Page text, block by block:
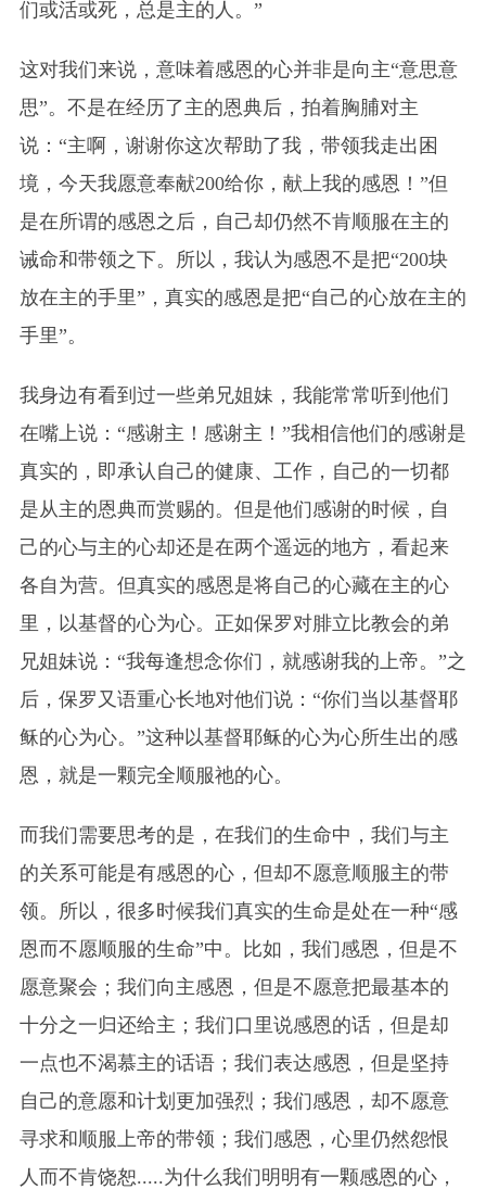
们或活或死，总是主的人。”
这对我们来说，意味着感恩的心并非是向主“意思意
思”。不是在经历了主的恩典后，拍着胸脯对主
说：“主啊，谢谢你这次帮助了我，带领我走出困
境，今天我愿意奉献200给你，献上我的感恩！”但
是在所谓的感恩之后，自己却仍然不肯顺服在主的
诫命和带领之下。所以，我认为感恩不是把“200块
放在主的手里”，真实的感恩是把“自己的心放在主的
手里”。
我身边有看到过一些弟兄姐妹，我能常常听到他们
在嘴上说：“感谢主！感谢主！”我相信他们的感谢是
真实的，即承认自己的健康、工作，自己的一切都
是从主的恩典而赏赐的。但是他们感谢的时候，自
己的心与主的心却还是在两个遥远的地方，看起来
各自为营。但真实的感恩是将自己的心藏在主的心
里，以基督的心为心。正如保罗对腓立比教会的弟
兄姐妹说：“我每逢想念你们，就感谢我的上帝。”之
后，保罗又语重心长地对他们说：“你们当以基督耶
稣的心为心。”这种以基督耶稣的心为心所生出的感
恩，就是一颗完全顺服祂的心。
而我们需要思考的是，在我们的生命中，我们与主
的关系可能是有感恩的心，但却不愿意顺服主的带
领。所以，很多时候我们真实的生命是处在一种“感
恩而不愿顺服的生命”中。比如，我们感恩，但是不
愿意聚会；我们向主感恩，但是不愿意把最基本的
十分之一归还给主；我们口里说感恩的话，但是却
一点也不渴慕主的话语；我们表达感恩，但是坚持
自己的意愿和计划更加强烈；我们感恩，却不愿意
寻求和顺服上帝的带领；我们感恩，心里仍然怨恨
人而不肯饶恕.....为什么我们明明有一颗感恩的心，